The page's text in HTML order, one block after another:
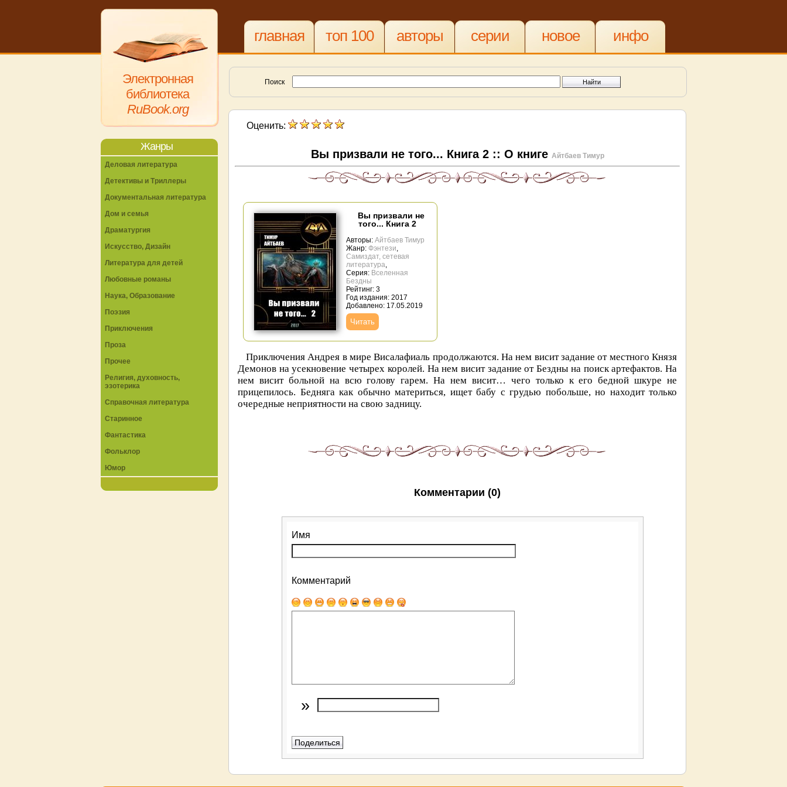
Электронная
библиотека
RuBook.org
главная топ 100 авторы серии новое инфо
Поиск
Оценить:
Вы призвали не того... Книга 2 :: О книге Айтбаев Тимур
Вы призвали не
того... Книга 2
Авторы: Айтбаев Тимур
Жанр: Фэнтези,
Самиздат, сетевая
литература,
Серия: Вселенная
Бездны
Рейтинг: 3
Год издания: 2017
Добавлено: 17.05.2019
Читать
Приключения Андрея в мире Висалафиаль продолжаются. На нем висит задание от местного Князя
Демонов на усекновение четырех королей. На нем висит задание от Бездны на поиск артефактов. На
нем висит больной на всю голову гарем. На нем висит… чего только к его бедной шкуре не
прицепилось. Бедняга как обычно материться, ищет бабу с грудью побольше, но находит только
очередные неприятности на свою задницу.
Комментарии (0)
Имя
Комментарий
»
Жанры
Деловая литература
Детективы и Триллеры
Документальная литература
Дом и семья
Драматургия
Искусство, Дизайн
Литература для детей
Любовные романы
Наука, Образование
Поэзия
Приключения
Проза
Прочее
Религия, духовность,
эзотерика
Справочная литература
Старинное
Фантастика
Фольклор
Юмор